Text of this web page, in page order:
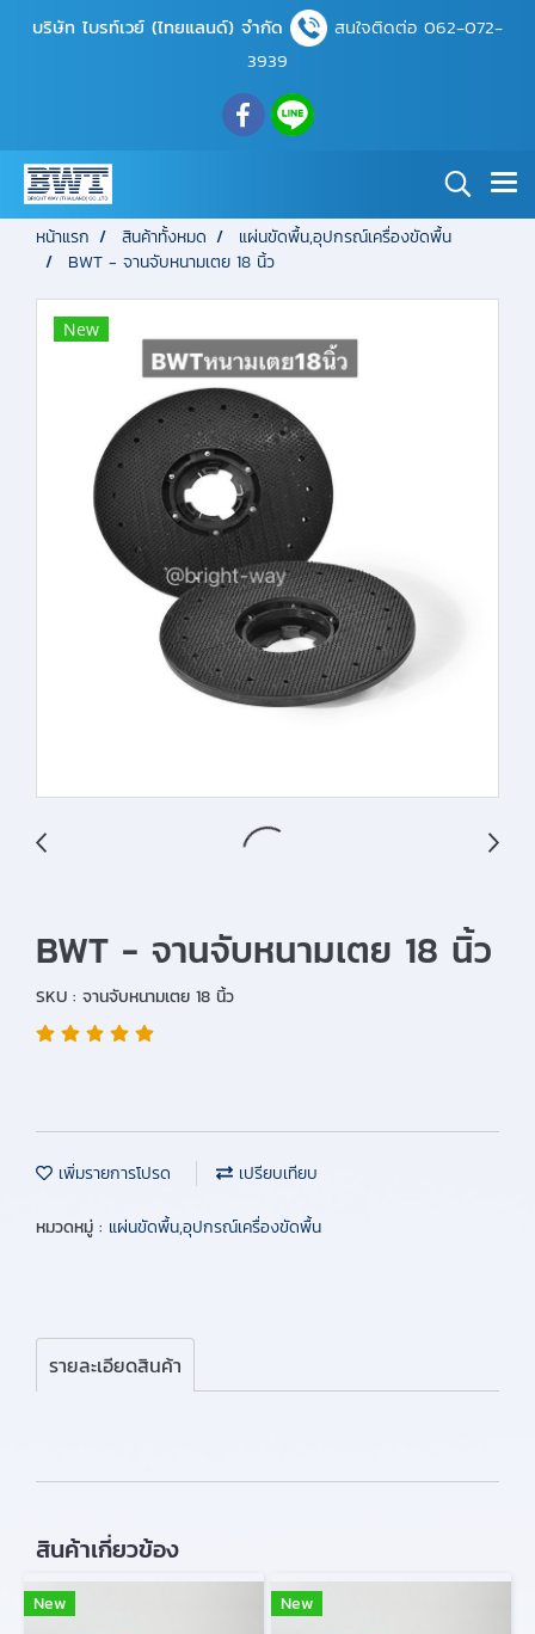
บริษัท ไบรท์เวย์ (ไทยแลนด์) จำกัด
สนใจติดต่อ 062-072-
3939
หน้าแรก สินค้าทั้งหมด
แผ่นขัดพื้น,อุปกรณ์เครื่องขัดพื้น
BWT - จานจับหนามเตย 18 นิ้ว
New
BWT - จานจับหนามเตย 18 นิ้ว
SKU : จานจับหนามเตย 18 นิ้ว
เพิ่มรายการโปรด เปรียบเทียบ
หมวดหมู่ : แผ่นขัดพื้น,อุปกรณ์เครื่องขัดพื้น
รายละเอียดสินค้า
สินค้าเกี่ยวข้อง
New New